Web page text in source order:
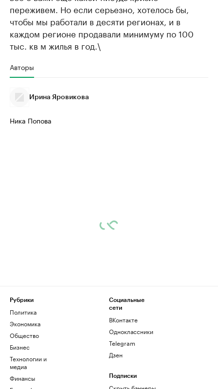
переживем. Но если серьезно, хотелось бы,
чтобы мы работали в десяти регионах, и в
каждом регионе продавали минимуму по 100
тыс. кв м жилья в год.\
Авторы
Ирина Яровикова
Ника Попова
Рубрики
Политика
Экономика
Общество
Бизнес
Технологии и
медиа
Финансы
Социальные
сети
ВКонтакте
Одноклассники
Telegram
Дзен
Подписки